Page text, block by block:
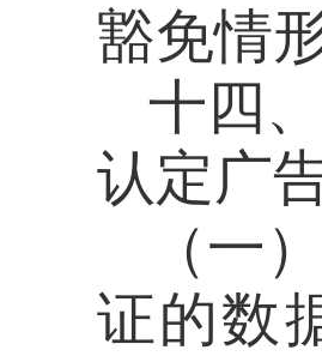
豁免情
十四
认定广
（一
证的数